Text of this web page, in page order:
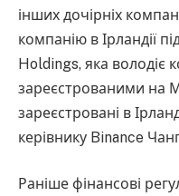
інших дочірніх
компанію в Ірландії
Holdings, яка володіє
зареєстрованими на
зареєстровані в
керівнику Binance
Раніше фінансові